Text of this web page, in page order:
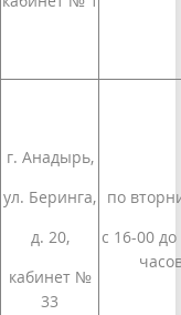
г. Анадырь,
ул. Беринга,
д. 20,
кабинет №
33
по
с 16-00